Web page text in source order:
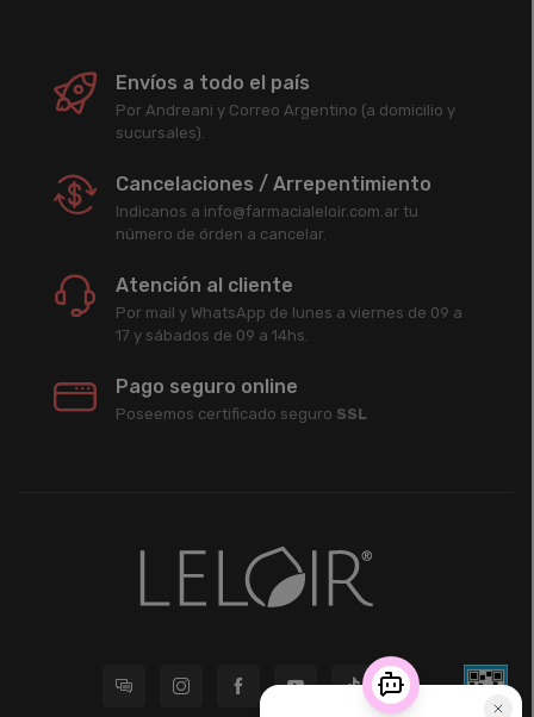
Envíos a todo el país
Por Andreani y Correo Argentino (a domicilio y
sucursales).
Cancelaciones / Arrepentimiento
Indicanos a info@farmacialeloir.com.ar tu
número de órden a cancelar.
Atención al cliente
Por mail y WhatsApp de lunes a viernes de 09 a
17 y sábados de 09 a 14hs.
Pago seguro online
Poseemos certificado seguro SSL